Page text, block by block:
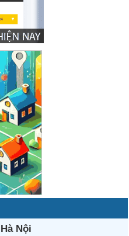
Hà Nội